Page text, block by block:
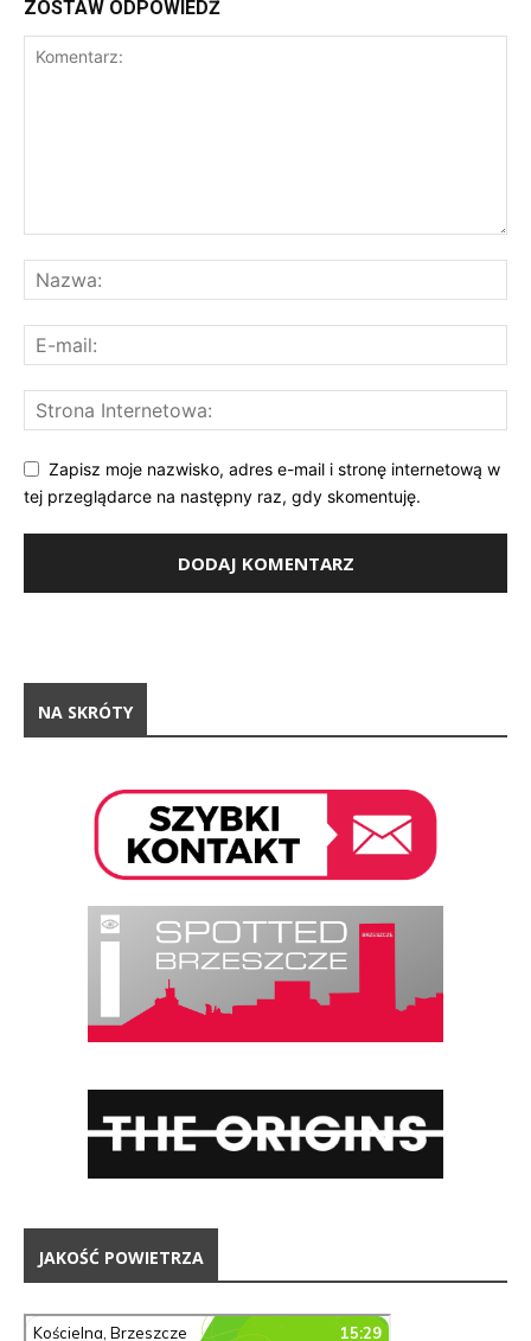
ZOSTAW ODPOWIEDŹ
Zapisz moje nazwisko, adres e-mail i stronę internetową w
tej przeglądarce na następny raz, gdy skomentuję.
NA SKRÓTY
JAKOŚĆ POWIETRZA